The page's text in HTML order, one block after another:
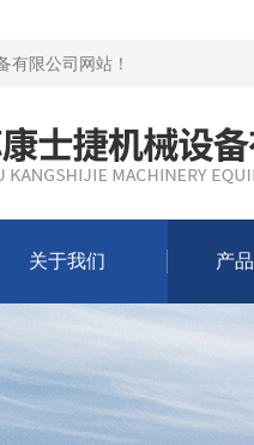
有限公司网站 ！
关于我们 产